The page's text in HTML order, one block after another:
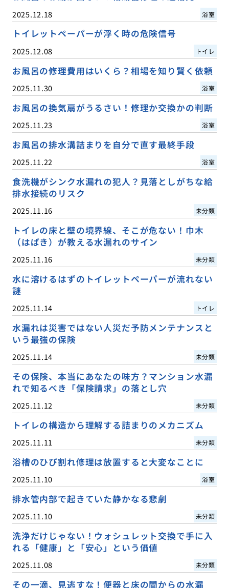
2025.12.18 浴室
トイレットペーパーが浮く時の危険信号
2025.12.08 トイレ
お風呂の修理費用はいくら？相場を知り賢く依頼
2025.11.30 浴室
お風呂の換気扇がうるさい！修理か交換かの判断
2025.11.23 浴室
お風呂の排水溝詰まりを自分で直す最終手段
2025.11.22 浴室
食洗機がシンク水漏れの犯人？見落としがちな給
排水接続のリスク
2025.11.16 未分類
トイレの床と壁の境界線、そこが危ない！巾木
（はばき）が教える水漏れのサイン
2025.11.16 未分類
水に溶けるはずのトイレットペーパーが流れない
謎
2025.11.14 トイレ
水漏れは災害ではない人災だ予防メンテナンスと
いう最強の保険
2025.11.14 未分類
その保険、本当にあなたの味方？マンション水漏
れで知るべき「保険請求」の落とし穴
2025.11.12 未分類
トイレの構造から理解する詰まりのメカニズム
2025.11.11 未分類
浴槽のひび割れ修理は放置すると大変なことに
2025.11.10 浴室
排水管内部で起きていた静かなる悲劇
2025.11.10 未分類
洗浄だけじゃない！ウォシュレット交換で手に入
れる「健康」と「安心」という価値
2025.11.08 未分類
その一滴、見逃すな！便器と床の間からの水漏